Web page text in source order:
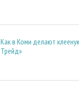
Как в Коми делают
Трейд»